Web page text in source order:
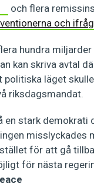
och flera
och
hundra
kan skriva avtal
politiska läget
riksdagsmandat.
en stark
för att gå
för nästa